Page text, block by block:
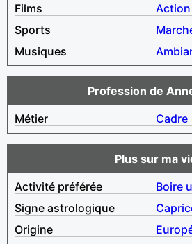
Films
Action
Sports
Musiques
Profession de
Métier
Cadre
Plus sur ma
Activité préférée
Boire
Signe astrologique
Origine